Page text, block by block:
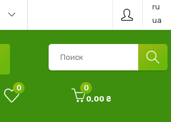
ru
ua
0
0
0,00 ₴